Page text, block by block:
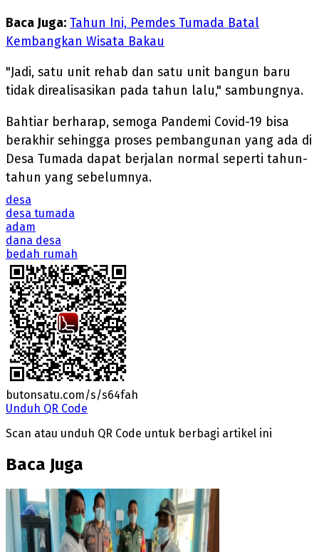
Baca Juga: Tahun Ini, Pemdes Tumada Batal
Kembangkan Wisata Bakau
"Jadi, satu unit rehab dan satu unit bangun baru
tidak direalisasikan pada tahun lalu," sambungnya.
Bahtiar berharap, semoga Pandemi Covid-19 bisa
berakhir sehingga proses pembangunan yang ada di
Desa Tumada dapat berjalan normal seperti tahun-
tahun yang sebelumnya.
desa
desa tumada
adam
dana desa
bedah rumah
butonsatu.com/s/s64fah
Unduh QR Code
Scan atau unduh QR Code untuk berbagi artikel ini
Baca Juga